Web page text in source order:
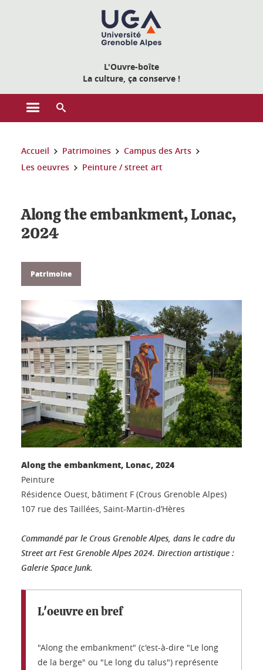
L'Ouvre-boîte
La culture, ça conserve !
Ouvrir le menu principal
Vous êtes ici :
Accueil Patrimoines
Campus des Arts
Les oeuvres
Peinture / street art
Along the embankment, Lonac,
2024
Patrimoine
Along the embankment, Lonac, 2024
Peinture
Résidence Ouest, bâtiment F (Crous Grenoble Alpes)
107 rue des Taillées, Saint-Martin-d’Hères
Commandé par le Crous Grenoble Alpes, dans le cadre du
Street art Fest Grenoble Alpes 2024. Direction artistique :
Galerie Space Junk.
L'oeuvre en bref
"Along the embankment" (c'est-à-dire "Le long
de la berge" ou "Le long du talus") représente